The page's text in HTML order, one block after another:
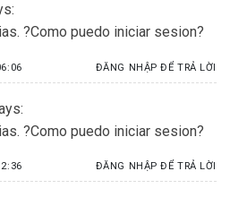
?Como puedo iniciar sesion?
ĐĂNG NHẬP ĐỂ TRẢ LỜI
?Como puedo iniciar sesion?
ĐĂNG NHẬP ĐỂ TRẢ LỜI